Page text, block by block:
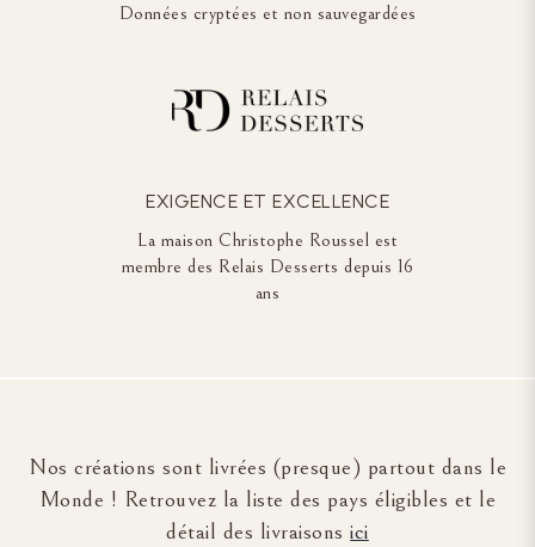
Données cryptées et non sauvegardées
EXIGENCE ET EXCELLENCE
La maison Christophe Roussel est
membre des Relais Desserts depuis 16
ans
Nos créations sont livrées (presque) partout dans le
Monde ! Retrouvez la liste des pays éligibles et le
détail des livraisonsici